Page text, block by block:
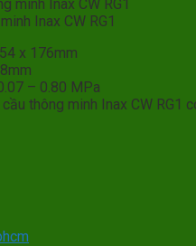
Inax CW RG1
x 176mm
– 0.80 MPa
thông minh Inax CW